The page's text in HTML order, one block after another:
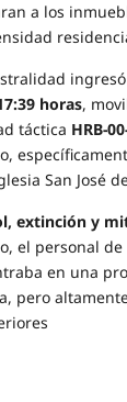
a los
horas,
táctica HRB-
San José
extinción y
el personal
en una
pero